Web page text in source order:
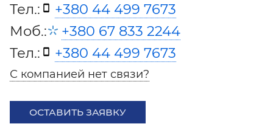
Тел.:
+380 44 499 7673
Моб.:
+380 67 833 2244
Тел.:
+380 44 499 7673
С компанией нет связи?
ОСТАВИТЬ ЗАЯВКУ